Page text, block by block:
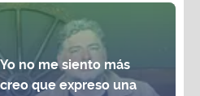
no me siento más
que expreso una